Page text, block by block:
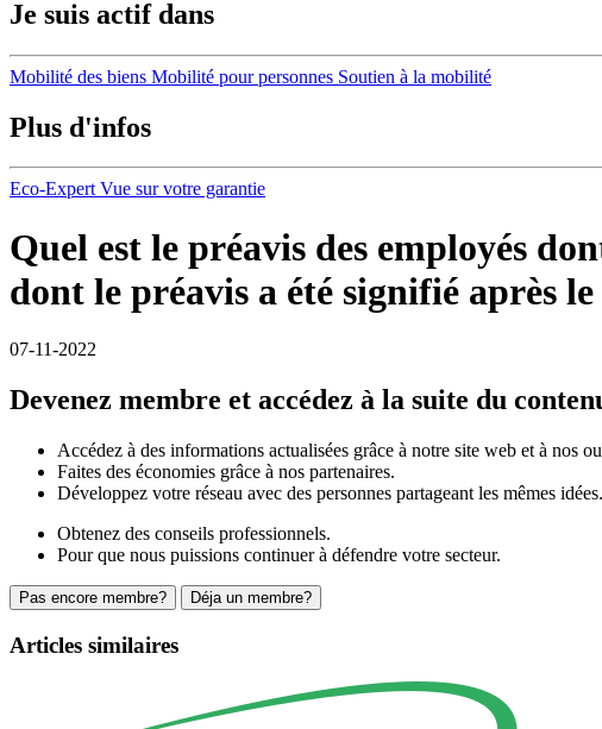
Je suis actif dans
Mobilité des biens Mobilité pour personnes Soutien à la mobilité
Plus d'infos
Eco-Expert Vue sur votre garantie
Quel est le préavis des employés
dont le préavis a été signifié après
07-11-2022
Devenez membre et accédez à la suite du
Accédez à des informations actualisées grâce à notre site web et à nos
Faites des économies grâce à nos partenaires.
Développez votre réseau avec des personnes partageant les mêmes idées.
Obtenez des conseils professionnels.
Pour que nous puissions continuer à défendre votre secteur.
Pas encore membre? Déja un membre?
Articles similaires